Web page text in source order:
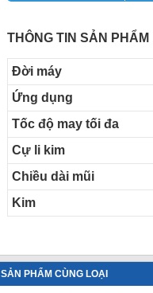
THÔNG TIN SẢN PHẨM
Đời máy
Ứng dụng
Tốc độ may tối đa
Cự li kim
Chiều dài mũi
Kim
SẢN PHẨM CÙNG LOẠI